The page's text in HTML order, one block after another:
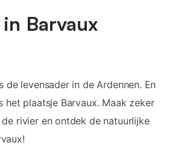
Barvaux
de levensader in de Ardennen. En
het plaatsje Barvaux. Maak zeker
rivier en ontdek de natuurlijke